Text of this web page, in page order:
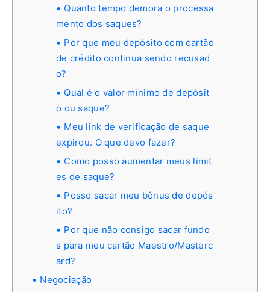
Quanto tempo demora o processa
mento dos saques?
Por que meu depósito com cartão
de crédito continua sendo recusad
o?
Qual é o valor mínimo de depósit
o ou saque?
Meu link de verificação de saque
expirou. O que devo fazer?
Como posso aumentar meus limit
es de saque?
Posso sacar meu bônus de depós
ito?
Por que não consigo sacar fundo
s para meu cartão Maestro/Masterc
ard?
Negociação